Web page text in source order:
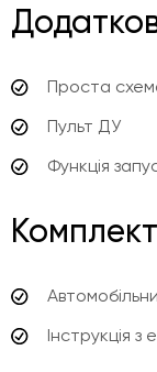
Проста
Пульт ДУ
Функція
Інструкція з